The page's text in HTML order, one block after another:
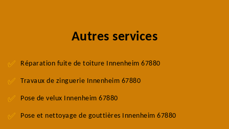
Autres services
Réparation fuite de toiture Innenheim 67880
Travaux de zinguerie Innenheim 67880
Pose de velux Innenheim 67880
Pose et nettoyage de gouttières Innenheim 67880